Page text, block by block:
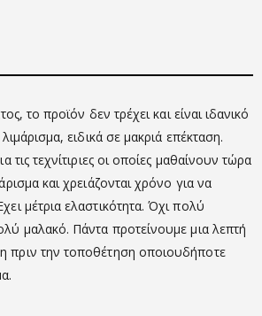
το προϊόν δεν τρέχει και είναι ιδανικό
ειδικά σε μακριά επέκταση.
τις τεχνίτιριες οι οποίες μαθαίνουν τώρα
και χρειάζονται χρόνο για να
μέτρια ελαστικότητα. Όχι πολύ
μαλακό. Πάντα προτείνουμε μια λεπτή
πριν την τοποθέτηση οποιουδήποτε